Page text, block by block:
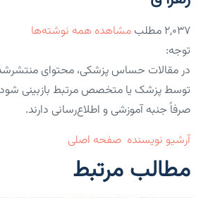
۲,۰۳۷ مطلب
مشاهده همه نوشته‌ها
توجه:
در مقالات حساس پزشکی، محتوای
توسط پزشک یا متخصص مرتبط بازبینی
صرفاً جنبه آموزشی و اطلاع‌رسانی دارند.
آرشیو نویسنده صفحه اصلی
مطالب مرتبط